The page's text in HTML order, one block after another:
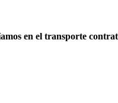
en el transporte